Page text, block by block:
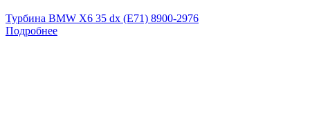
Турбина BMW X6 35 dx (E71) 8900-2976
Подробнее